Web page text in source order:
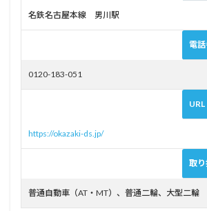
車学
校を
い方
日し
かな
名鉄名古屋本線 男川駅
電
0120-183-051
URL
https://okazaki-ds.jp/
取
普通自動車（AT・MT）、普通二輪、大型二輪